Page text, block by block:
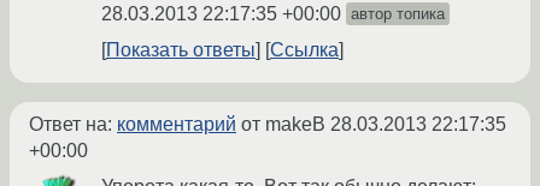
28.03.2013 22:17:35 +00:00 автор топика
Показать ответы Ссылка
Ответ на: комментарий от makeB 28.03.2013 22:17:35
+00:00